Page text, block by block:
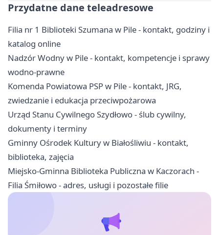
Przydatne dane teleadresowe
Filia nr 1 Biblioteki Szumana w Pile - kontakt, godziny i
katalog online
Nadzór Wodny w Pile - kontakt, kompetencje i sprawy
wodno-prawne
Komenda Powiatowa PSP w Pile - kontakt, JRG,
zwiedzanie i edukacja przeciwpożarowa
Urząd Stanu Cywilnego Szydłowo - ślub cywilny,
dokumenty i terminy
Gminny Ośrodek Kultury w Białośliwiu - kontakt,
biblioteka, zajęcia
Miejsko-Gminna Biblioteka Publiczna w Kaczorach -
Filia Śmiłowo - adres, usługi i pozostałe filie